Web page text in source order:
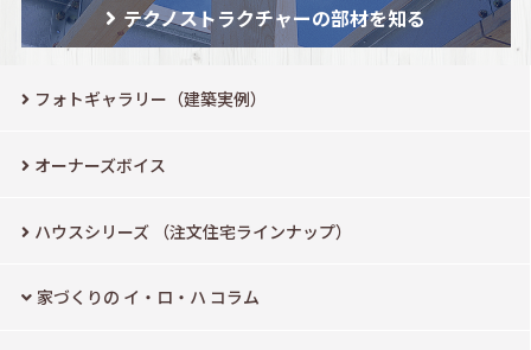
テクノストラクチャーの部材を知る
フォトギャラリー（建築実例）
オーナーズボイス
ハウスシリーズ （注文住宅ラインナップ）
家づくりの イ・ロ・ハ コラム